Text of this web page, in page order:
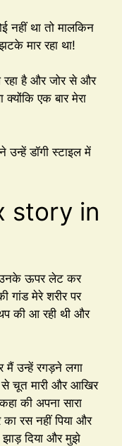
नहीं था तो मालकिन
मार रहा था!
रहा है और जोर से और
एक बार मेरा
उन्हें डॉगी स्टाइल में
story in
उनके ऊपर लेट कर
गांड मेरे शरीर पर
की आ रही थी और
मैं उन्हें रगड़ने लगा
चूत मारी और आखिर
की अपना सारा
का रस नहीं पिया और
दिया और मुझे